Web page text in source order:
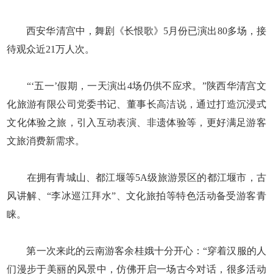
西安华清宫中，舞剧《长恨歌》5月份已演出80多场，接
待观众近21万人次。
“‘五一’假期，一天演出4场仍供不应求。”陕西华清宫文
化旅游有限公司党委书记、董事长高洁说，通过打造沉浸式
文化体验之旅，引入互动表演、非遗体验等，更好满足游客
文旅消费新需求。
在拥有青城山、都江堰等5A级旅游景区的都江堰市，古
风讲解、“李冰巡江拜水”、文化旅拍等特色活动备受游客青
睐。
第一次来此的云南游客余桂娥十分开心：“穿着汉服的人
们漫步于美丽的风景中，仿佛开启一场古今对话，很多活动